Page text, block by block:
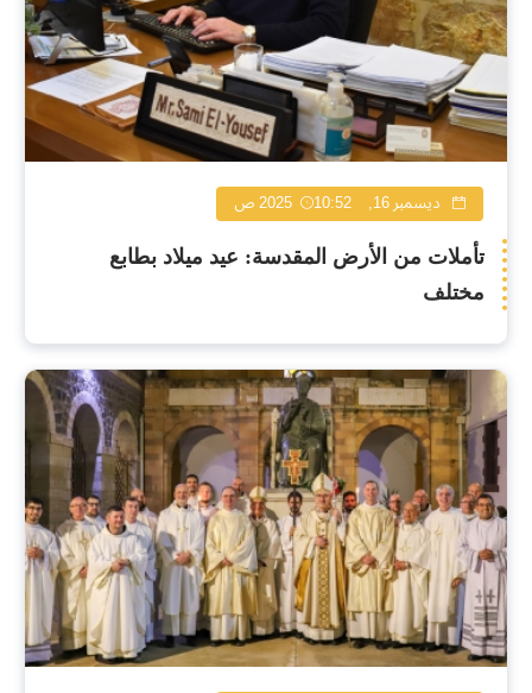
ديسمبر 16, 2025 10:52 ص
تأملات من الأرض المقدسة: عيد ميلاد بطابع
مختلف